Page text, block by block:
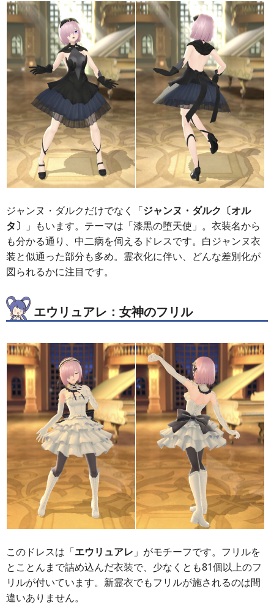
ジャンヌ・ダルクだけでなく「ジャンヌ・ダルク〔オル
タ〕
」もいます。テーマは「漆黒の堕天使」。衣装名から
も分かる通り、中二病を伺えるドレスです。白ジャンヌ衣
装と似通った部分も多め。霊衣化に伴い、どんな差別化が
図られるかに注目です。
エウリュアレ：女神のフリル
このドレスは「エウリュアレ 」がモチーフです。フリルを
とことんまで詰め込んだ衣装で、少なくとも81個以上のフ
リルが付いています。新霊衣でもフリルが施されるのは間
違いありません。